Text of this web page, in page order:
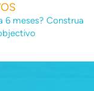
6 meses? Construa